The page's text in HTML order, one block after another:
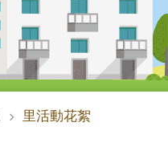
里活動花絮